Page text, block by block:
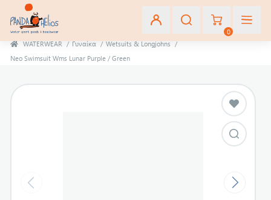
Εγγραφή
0
WATERWEAR / Γυναίκα / Wetsuits & Longjohns /
Neo Swimsuit Wms Lunar Purple / Green